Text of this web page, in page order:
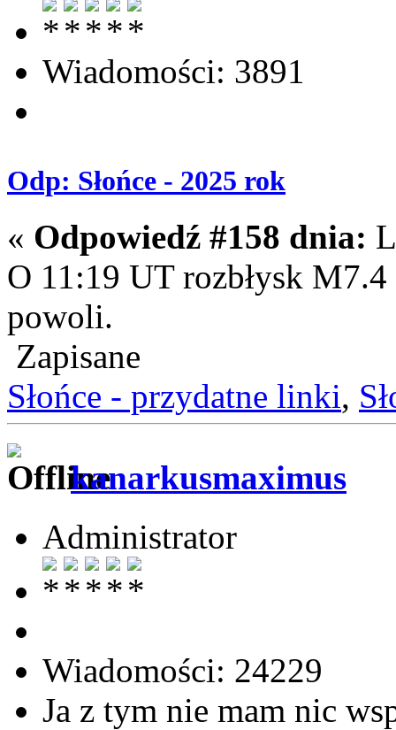
Wiadomości: 3891
Odp: Słońce - 2025 rok
« Odpowiedź #158 dnia:
O 11:19 UT rozbłysk
powoli.
Zapisane
Słońce - przydatne linki,
kanarkusmaximus
Administrator
Wiadomości: 24229
Ja z tym nie mam nic